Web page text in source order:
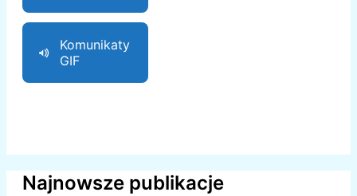
Komunikaty
GIF
Najnowsze publikacje